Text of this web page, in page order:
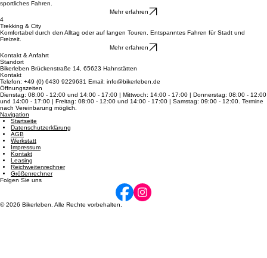
3
Entdecke pure Schnelligkeit auf dem Asphalt: federleichte Bauweise und Top-Speed für dein
sportliches Fahren.
Mehr erfahren
4
Komfortabel durch den Alltag oder auf langen Touren. Entspanntes Fahren für Stadt und
Freizeit.
Mehr erfahren
Kontakt & Anfahrt
Standort
Bikerleben Brückenstraße 14, 65623 Hahnstätten
Kontakt
Telefon: +49 (0) 6430 9229631 Email: info@bikerleben.de
Öffnungszeiten
Dienstag: 08:00 - 12:00 und 14:00 - 17:00 | Mittwoch: 14:00 - 17:00 | Donnerstag: 08:00 - 12:00
und 14:00 - 17:00 | Freitag: 08:00 - 12:00 und 14:00 - 17:00 | Samstag: 09:00 - 12:00. Termine
nach Vereinbarung möglich.
Navigation
Startseite
Datenschutzerklärung
AGB
Werkstatt
Impressum
Kontakt
Leasing